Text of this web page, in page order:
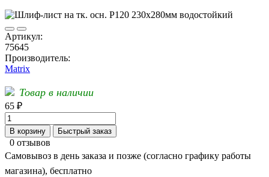
Артикул:
75645
Производитель:
Matrix
Товар в наличии
65 ₽
В корзину Быстрый заказ
0 отзывов
Самовывоз в день заказа и позже (согласно графику работы
магазина), бесплатно